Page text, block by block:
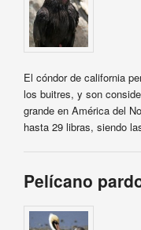
El cóndor de california
los buitres, y son
grande en América del
hasta 29 libras, siendo
Pelícano